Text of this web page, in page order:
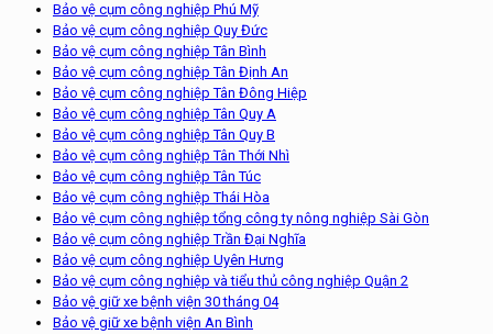
Bảo vệ cụm công nghiệp Phú Mỹ
Bảo vệ cụm công nghiệp Quy Đức
Bảo vệ cụm công nghiệp Tân Bình
Bảo vệ cụm công nghiệp Tân Định An
Bảo vệ cụm công nghiệp Tân Đông Hiệp
Bảo vệ cụm công nghiệp Tân Quy A
Bảo vệ cụm công nghiệp Tân Quy B
Bảo vệ cụm công nghiệp Tân Thới Nhì
Bảo vệ cụm công nghiệp Tân Túc
Bảo vệ cụm công nghiệp Thái Hòa
Bảo vệ cụm công nghiệp tổng công ty nông nghiệp Sài Gòn
Bảo vệ cụm công nghiệp Trần Đại Nghĩa
Bảo vệ cụm công nghiệp Uyên Hưng
Bảo vệ cụm công nghiệp và tiểu thủ công nghiệp Quận 2
Bảo vệ giữ xe bệnh viện 30 tháng 04
Bảo vệ giữ xe bệnh viện An Bình